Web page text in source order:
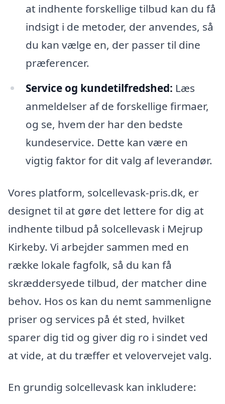
at indhente forskellige tilbud kan du få
indsigt i de metoder, der anvendes, så
du kan vælge en, der passer til dine
præferencer.
Service og kundetilfredshed: Læs
anmeldelser af de forskellige firmaer,
og se, hvem der har den bedste
kundeservice. Dette kan være en
vigtig faktor for dit valg af leverandør.
Vores platform, solcellevask-pris.dk, er
designet til at gøre det lettere for dig at
indhente tilbud på solcellevask i Mejrup
Kirkeby. Vi arbejder sammen med en
række lokale fagfolk, så du kan få
skræddersyede tilbud, der matcher dine
behov. Hos os kan du nemt sammenligne
priser og services på ét sted, hvilket
sparer dig tid og giver dig ro i sindet ved
at vide, at du træffer et velovervejet valg.
En grundig solcellevask kan inkludere: